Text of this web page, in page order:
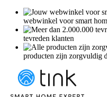
webwinkel voor smart
tevreden klanten
producten zijn zorgvuldig